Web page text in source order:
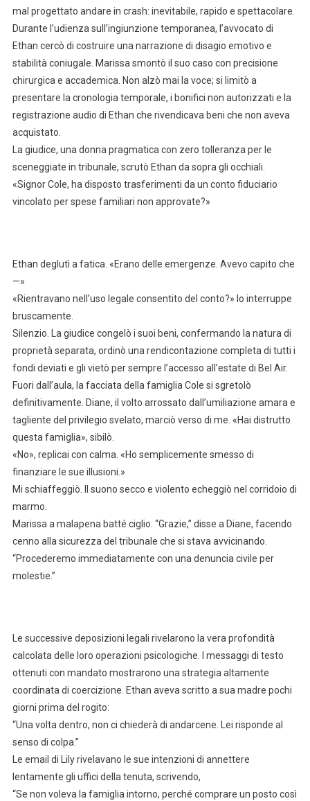
mal progettato andare in crash: inevitabile, rapido e spettacolare.
Durante l’udienza sull’ingiunzione temporanea, l’avvocato di
Ethan cercò di costruire una narrazione di disagio emotivo e
stabilità coniugale. Marissa smontò il suo caso con precisione
chirurgica e accademica. Non alzò mai la voce; si limitò a
presentare la cronologia temporale, i bonifici non autorizzati e la
registrazione audio di Ethan che rivendicava beni che non aveva
acquistato.
La giudice, una donna pragmatica con zero tolleranza per le
sceneggiate in tribunale, scrutò Ethan da sopra gli occhiali.
«Signor Cole, ha disposto trasferimenti da un conto fiduciario
vincolato per spese familiari non approvate?»
Ethan deglutì a fatica. «Erano delle emergenze. Avevo capito che
—»
«Rientravano nell’uso legale consentito del conto?» lo interruppe
bruscamente.
Silenzio. La giudice congelò i suoi beni, confermando la natura di
proprietà separata, ordinò una rendicontazione completa di tutti i
fondi deviati e gli vietò per sempre l’accesso all’estate di Bel Air.
Fuori dall’aula, la facciata della famiglia Cole si sgretolò
definitivamente. Diane, il volto arrossato dall’umiliazione amara e
tagliente del privilegio svelato, marciò verso di me. «Hai distrutto
questa famiglia», sibilò.
«No», replicai con calma. «Ho semplicemente smesso di
finanziare le sue illusioni.»
Mi schiaffeggiò. Il suono secco e violento echeggiò nel corridoio di
marmo.
Marissa a malapena batté ciglio. “Grazie,” disse a Diane, facendo
cenno alla sicurezza del tribunale che si stava avvicinando.
“Procederemo immediatamente con una denuncia civile per
molestie.”
Le successive deposizioni legali rivelarono la vera profondità
calcolata delle loro operazioni psicologiche. I messaggi di testo
ottenuti con mandato mostrarono una strategia altamente
coordinata di coercizione. Ethan aveva scritto a sua madre pochi
giorni prima del rogito:
“Una volta dentro, non ci chiederà di andarcene. Lei risponde al
senso di colpa.”
Le email di Lily rivelavano le sue intenzioni di annettere
lentamente gli uffici della tenuta, scrivendo,
“Se non voleva la famiglia intorno, perché comprare un posto così